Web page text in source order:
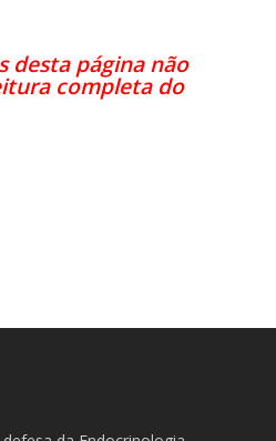
desta página não
completa do